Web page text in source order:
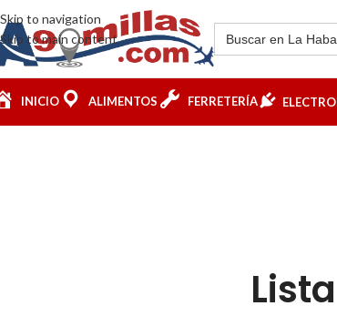
Skip to navigation
Skip to main content
INICIO ALIMENTOS FERRETERÍA